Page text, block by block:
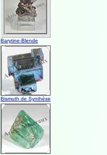
Barytine-Blende
Bismuth de Synthèse